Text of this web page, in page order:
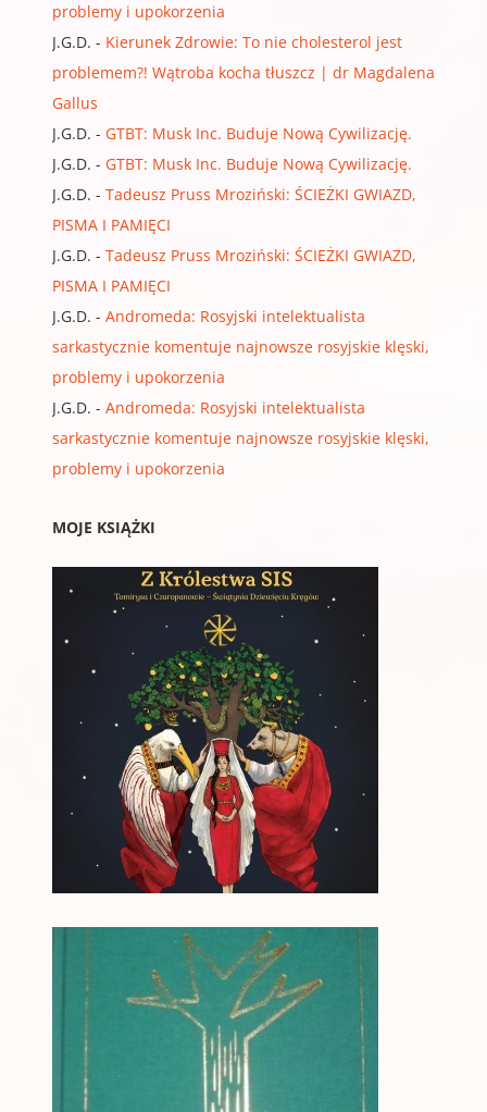
problemy i upokorzenia
J.G.D. - Kierunek Zdrowie: To nie cholesterol jest
problemem?! Wątroba kocha tłuszcz | dr Magdalena
Gallus
J.G.D. - GTBT: Musk Inc. Buduje Nową Cywilizację.
J.G.D. - GTBT: Musk Inc. Buduje Nową Cywilizację.
J.G.D. - Tadeusz Pruss Mroziński: ŚCIEŻKI GWIAZD,
PISMA I PAMIĘCI
J.G.D. - Tadeusz Pruss Mroziński: ŚCIEŻKI GWIAZD,
PISMA I PAMIĘCI
J.G.D. - Andromeda: Rosyjski intelektualista
sarkastycznie komentuje najnowsze rosyjskie klęski,
problemy i upokorzenia
J.G.D. - Andromeda: Rosyjski intelektualista
sarkastycznie komentuje najnowsze rosyjskie klęski,
problemy i upokorzenia
MOJE KSIĄŻKI